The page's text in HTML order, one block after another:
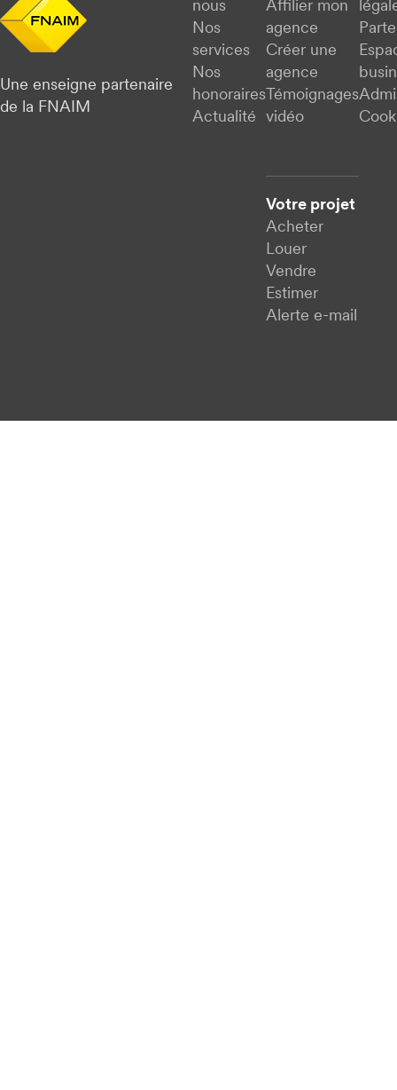
Une enseigne partenaire
de la FNAIM
nous
Nos
services
Nos
honoraires
Actualité
Affilier mon
agence
Créer une
agence
Témoignages
vidéo
Votre projet
Acheter
Louer
Vendre
Estimer
Alerte e-mail